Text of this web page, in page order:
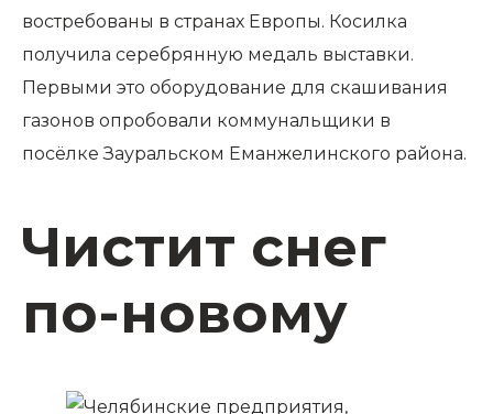
востре­бованы в странах Европы. Косилка
получила серебрянную медаль выставки.
Первыми это оборудование для скашивания
газонов опробовали коммунальщики в
посёлке Зауральском Еманжелинского района.
Чистит снег
по-новому